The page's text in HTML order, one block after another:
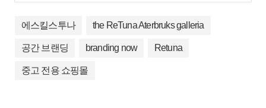
에스킬스투나 the ReTuna Aterbruks galleria
공간 브랜딩 branding now Retuna
중고 전용 쇼핑몰